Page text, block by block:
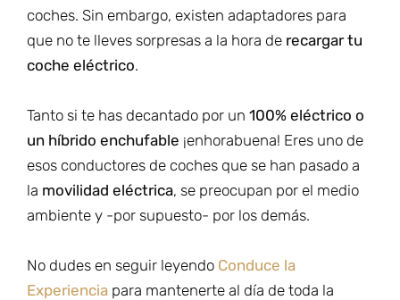
coches. Sin embargo, existen adaptadores para
que no te lleves sorpresas a la hora de recargar tu
coche eléctrico.
Tanto si te has decantado por un 100% eléctrico o
un híbrido enchufable ¡enhorabuena! Eres uno de
esos conductores de coches que se han pasado a
la movilidad eléctrica, se preocupan por el medio
ambiente y -por supuesto- por los demás.
No dudes en seguir leyendo Conduce la
Experiencia para mantenerte al día de toda la